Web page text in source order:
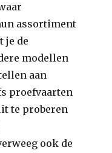
assortiment
je de
modellen
aan
proefvaarten
te proberen
ook de